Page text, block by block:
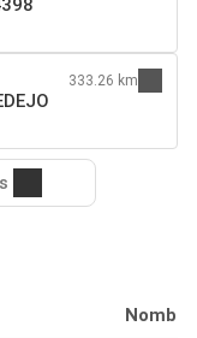
333.26 km
Nombre